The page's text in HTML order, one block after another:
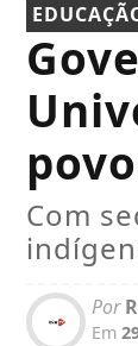
Com
Por
Em